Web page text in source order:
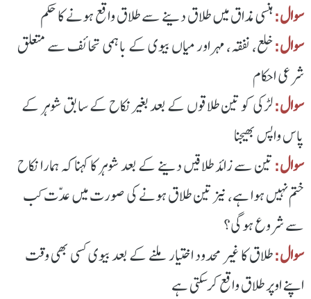
سوال:ہنسی مذاق میں طلاق دینے سے طلاق واقع ہونے کا حکم
سوال:خلع، نفقہ، مہر اور میاں بیوی کے باہمی تحائف سے متعلق
شرعی احکام
سوال:لڑکی کو تین طلاقوں کے بعد بغیر نکاح کے سابق شوہر کے
پاس واپس بھیجنا
سوال:تین سے زائد طلاقیں دینے کے بعد شوہر کا کہنا کہ ہمارا نکاح
ختم نہیں ہوا ہے، نیز تین طلاق ہونے کی صورت میں عدّت کب
سے شروع ہوگی؟
سوال:طلاق کا غیر محدود اختیار ملنے کے بعد بیوی کسی بھی وقت
اپنے اوپر طلاق واقع کرسکتی ہے